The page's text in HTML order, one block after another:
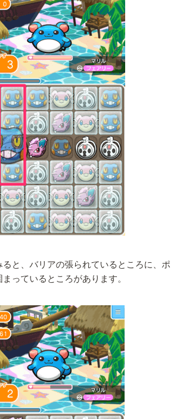
ると、バリアの張られているところに、ポ
っているところがあります。